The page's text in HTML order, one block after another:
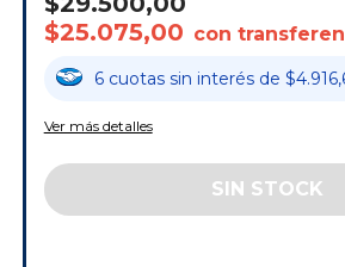
$25.075,00 con
6 cuotas sin interés de
Ver más detalles